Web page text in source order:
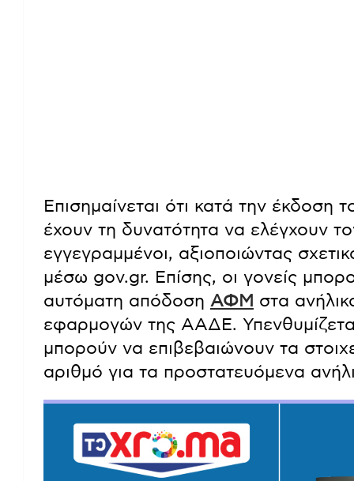
Επισημαίνεται ότι κατά την έκδοση
έχουν τη δυνατότητα να ελέγχουν
εγγεγραμμένοι, αξιοποιώντας
μέσω gov.gr. Επίσης, οι γονείς
αυτόματη απόδοση ΑΦΜ στα
εφαρμογών της ΑΑΔΕ.
μπορούν να επιβεβαιώνουν τα
αριθμό για τα προστατευόμενα